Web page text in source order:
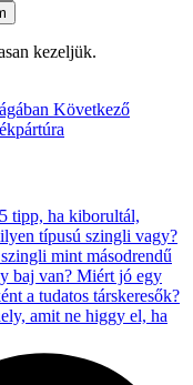
kezeljük.
Következő
5 tipp, ha kiborultál,
típusú szingli vagy?
mint másodrendű
baj van? Miért jó egy
a tudatos társkeresők?
amit ne higgy el, ha